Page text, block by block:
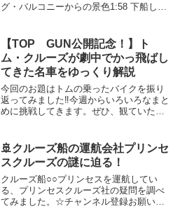
ンヌコーデまとめ♡
グ・バルコニーからの景色1:58 下船して
メリカ在住50代主婦...
【TOP GUN公開記念！】ト
ム・クルーズが劇中でかっ飛ばし
てきた名車をゆっくり解説
今回のお題はトムの乗ったバイクを振り
返ってみました‼今週からいろいろなまと
めに挑戦してきます。ぜひ、観ていただ
るコメント待っています！面白い懐かし
いと思ったら、いいね👍...
🚢クルーズ船の運航会社プリンセ
スクルーズの謎に迫る！
クルーズ船○○プリンセスを運航してい
る、プリンセスクルーズ社の疑問を調べ
てみました。☆チャンネル登録お願いし